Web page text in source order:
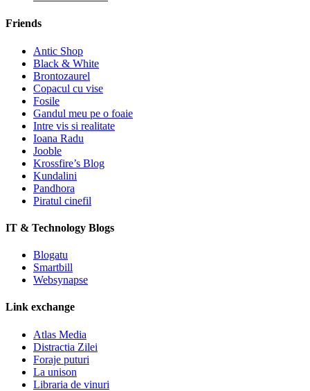
Friends
Antic Shop
Black & White
Brontozaurel
Copacul cu vise
Fosile
Gandul meu pe o foaie
Intre vis si realitate
Ioana Radu
Jooble
Krossfire’s Blog
Kundalini
Pandhora
Piratul cinefil
IT & Technology Blogs
Blogatu
Smartbill
Websynapse
Link exchange
Atlas Media
Distractia Zilei
Foraje puturi
La unison
Libraria de vinuri